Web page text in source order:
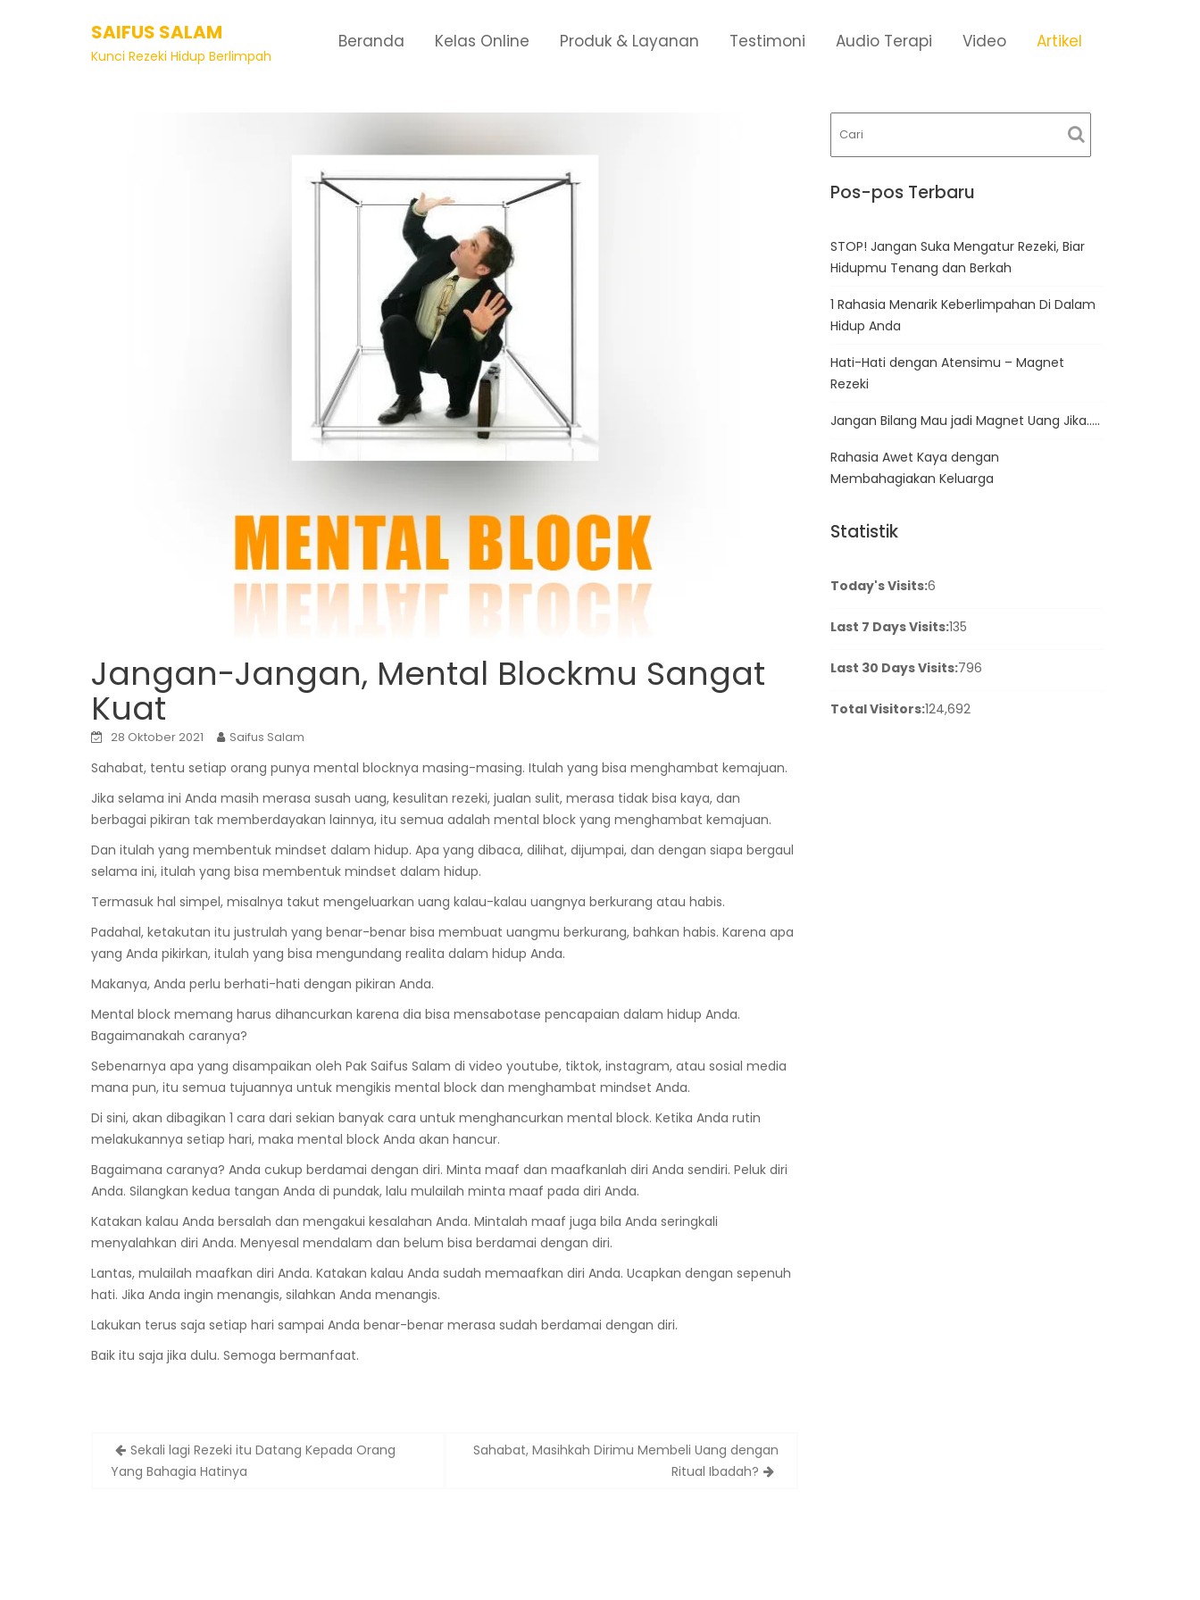
SAIFUS SALAM
Kunci Rezeki Hidup Berlimpah
Beranda Kelas Online Produk & Layanan Testimoni Audio Terapi Video Artikel
Artikel
Jangan-Jangan, Mental Blockmu Sangat
Kuat
28 Oktober 2021 Saifus Salam
Sahabat, tentu setiap orang punya mental blocknya masing-masing. Itulah yang bisa menghambat kemajuan.
Jika selama ini Anda masih merasa susah uang, kesulitan rezeki, jualan sulit, merasa tidak bisa kaya, dan
berbagai pikiran tak memberdayakan lainnya, itu semua adalah mental block yang menghambat kemajuan.
Dan itulah yang membentuk mindset dalam hidup. Apa yang dibaca, dilihat, dijumpai, dan dengan siapa bergaul
selama ini, itulah yang bisa membentuk mindset dalam hidup.
Termasuk hal simpel, misalnya takut mengeluarkan uang kalau-kalau uangnya berkurang atau habis.
Padahal, ketakutan itu justrulah yang benar-benar bisa membuat uangmu berkurang, bahkan habis. Karena apa
yang Anda pikirkan, itulah yang bisa mengundang realita dalam hidup Anda.
Makanya, Anda perlu berhati-hati dengan pikiran Anda.
Mental block memang harus dihancurkan karena dia bisa mensabotase pencapaian dalam hidup Anda.
Bagaimanakah caranya?
Sebenarnya apa yang disampaikan oleh Pak Saifus Salam di video youtube, tiktok, instagram, atau sosial media
mana pun, itu semua tujuannya untuk mengikis mental block dan menghambat mindset Anda.
Di sini, akan dibagikan 1 cara dari sekian banyak cara untuk menghancurkan mental block. Ketika Anda rutin
melakukannya setiap hari, maka mental block Anda akan hancur.
Bagaimana caranya? Anda cukup berdamai dengan diri. Minta maaf dan maafkanlah diri Anda sendiri. Peluk diri
Anda. Silangkan kedua tangan Anda di pundak, lalu mulailah minta maaf pada diri Anda.
Katakan kalau Anda bersalah dan mengakui kesalahan Anda. Mintalah maaf juga bila Anda seringkali
menyalahkan diri Anda. Menyesal mendalam dan belum bisa berdamai dengan diri.
Lantas, mulailah maafkan diri Anda. Katakan kalau Anda sudah memaafkan diri Anda. Ucapkan dengan sepenuh
hati. Jika Anda ingin menangis, silahkan Anda menangis.
Lakukan terus saja setiap hari sampai Anda benar-benar merasa sudah berdamai dengan diri.
Baik itu saja jika dulu. Semoga bermanfaat.
Sekali lagi Rezeki itu Datang Kepada Orang
Yang Bahagia Hatinya
Sahabat, Masihkah Dirimu Membeli Uang dengan
Ritual Ibadah?
Pos-pos Terbaru
STOP! Jangan Suka Mengatur Rezeki, Biar
Hidupmu Tenang dan Berkah
1 Rahasia Menarik Keberlimpahan Di Dalam
Hidup Anda
Hati-Hati dengan Atensimu – Magnet
Rezeki
Jangan Bilang Mau jadi Magnet Uang Jika…..
Rahasia Awet Kaya dengan
Membahagiakan Keluarga
Statistik
Today's Visits:6
Last 7 Days Visits:135
Last 30 Days Visits:796
Total Visitors:124,692